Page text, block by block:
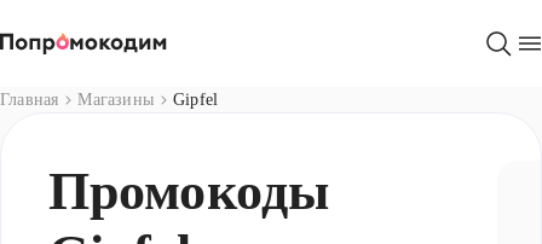
Главная Магазины Gipfel
Промокоды